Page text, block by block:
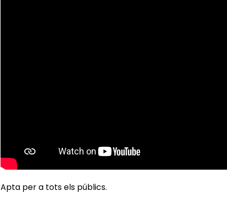
Apta per a tots els públics.